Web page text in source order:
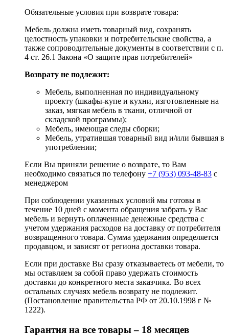
Обязательные условия при возврате товара:
Мебель должна иметь товарный вид, сохранять
целостность упаковки и потребительские свойства, а
также сопроводительные документы в соответствии с п.
4 ст. 26.1 Закона «О защите прав потребителей»
Возврату не подлежит:
Мебель, выполненная по индивидуальному
проекту (шкафы-купе и кухни, изготовленные на
заказ, мягкая мебель в ткани, отличной от
складской программы);
Мебель, имеющая следы сборки;
Мебель, утратившая товарный вид и/или бывшая в
употреблении;
Если Вы приняли решение о возврате, то Вам
необходимо связаться по телефону +7 (953) 093-48-83 с
менеджером
При соблюдении указанных условий мы готовы в
течение 10 дней с момента обращения забрать у Вас
мебель и вернуть оплаченные денежные средства с
учетом удержания расходов на доставку от потребителя
возвращенного товара. Сумма удержания определяется
продавцом, и зависят от региона доставки товара.
Если при доставке Вы сразу отказываетесь от мебели, то
мы оставляем за собой право удержать стоимость
доставки до конкретного места заказчика. Во всех
остальных случаях мебель возврату не подлежит.
(Постановление правительства РФ от 20.10.1998 г №
1222).
Гарантия на все товары – 18 месяцев